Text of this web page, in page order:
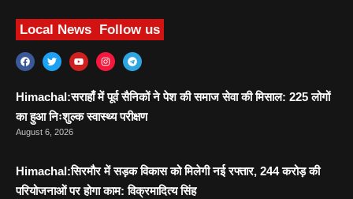
Local News Follow us
Himachal:सराहाँ में पूर्व सैनिकों ने पेश की समाज सेवा की मिसाल: 225 लोगों
का हुआ निःशुल्क स्वास्थ्य परीक्षण
August 6, 2026
Himachal:सिरमौर में सड़क विकास को मिलेगी नई रफ्तार, 244 करोड़ की
परियोजनाओं पर होगा काम: विक्रमादित्य सिंह